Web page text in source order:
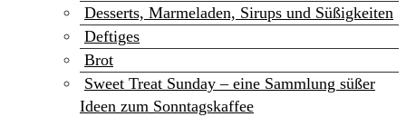
Desserts, Marmeladen, Sirups und Süßigkeiten
Deftiges
Brot
Sweet Treat Sunday – eine Sammlung süßer
Ideen zum Sonntagskaffee